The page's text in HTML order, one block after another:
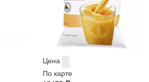
Цена
По карте